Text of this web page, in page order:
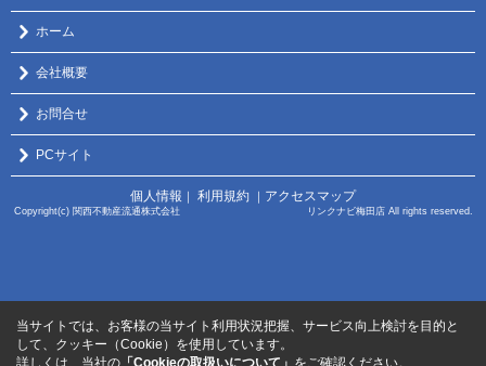
ホーム
会社概要
お問合せ
PCサイト
個人情報 利用規約 アクセスマップ
Copyright(c) 関西不動産流通株式会社 リンクナビ梅田店 All rights reserved.
当サイトでは、お客様の当サイト利用状況把握、サービス向上検討を目的と
して、クッキー（Cookie）を使用しています。
詳しくは、当社の 「Cookieの取扱いについて」 をご確認ください。